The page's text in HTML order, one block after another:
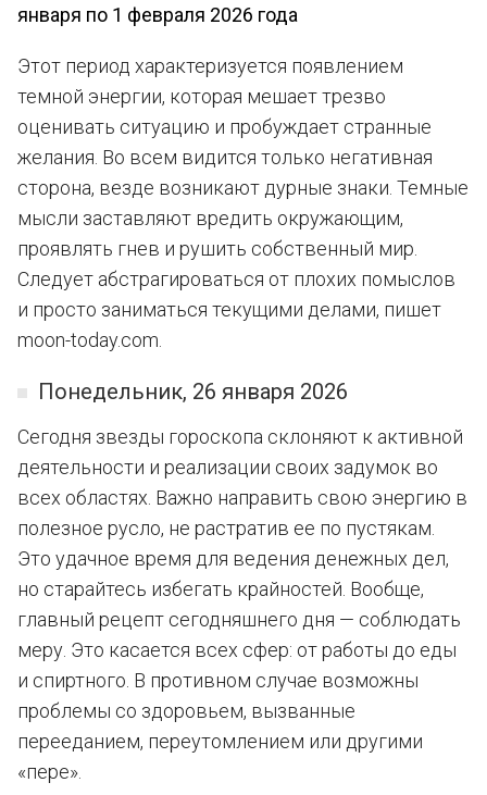
января по 1 февраля 2026 года
Этот период характеризуется появлением
темной энергии, которая мешает трезво
оценивать ситуацию и пробуждает странные
желания. Во всем видится только негативная
сторона, везде возникают дурные знаки. Темные
мысли заставляют вредить окружающим,
проявлять гнев и рушить собственный мир.
Следует абстрагироваться от плохих помыслов
и просто заниматься текущими делами, пишет
moon-today.com.
Понедельник, 26 января 2026
Сегодня звезды гороскопа склоняют к активной
деятельности и реализации своих задумок во
всех областях. Важно направить свою энергию в
полезное русло, не растратив ее по пустякам.
Это удачное время для ведения денежных дел,
но старайтесь избегать крайностей. Вообще,
главный рецепт сегодняшнего дня — соблюдать
меру. Это касается всех сфер: от работы до еды
и спиртного. В противном случае возможны
проблемы со здоровьем, вызванные
перееданием, переутомлением или другими
«пере».